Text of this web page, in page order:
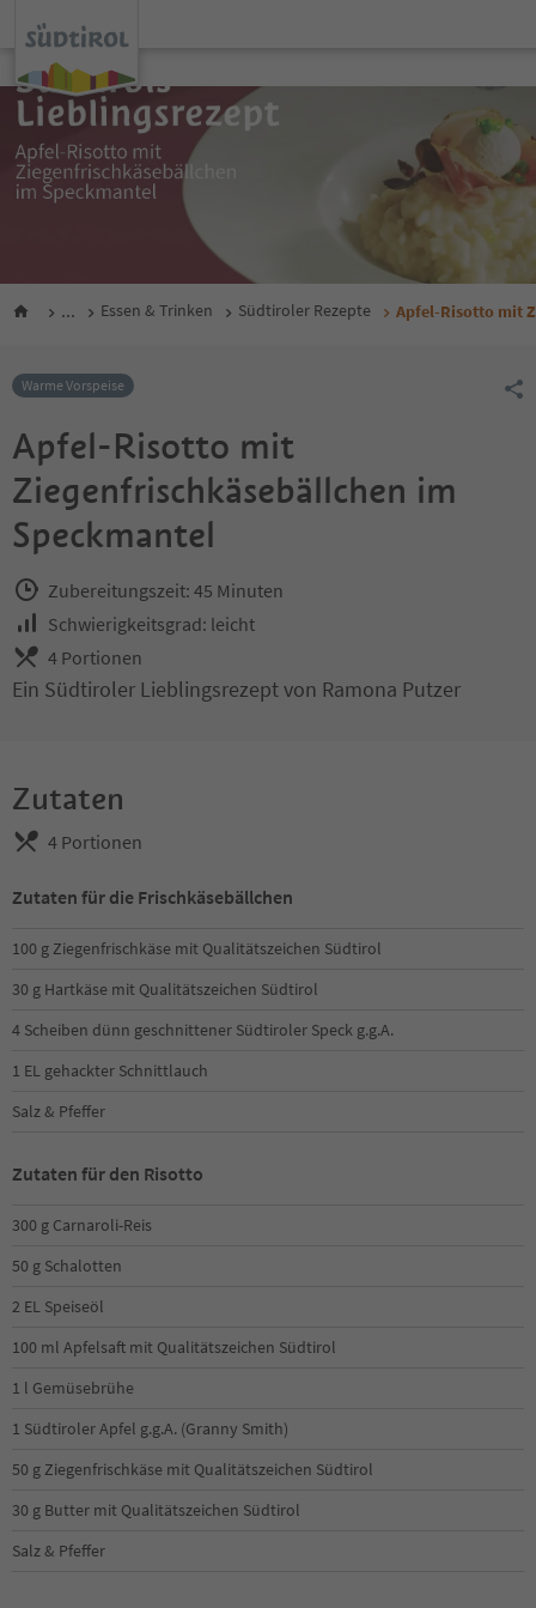
... Essen & Trinken Südtiroler Rezepte Apfel-Risotto mit
Warme Vorspeise
Apfel-Risotto mit
Ziegenfrischkäsebällchen im
Speckmantel
Zubereitungszeit: 45 Minuten
Schwierigkeitsgrad: leicht
4 Portionen
Ein Südtiroler Lieblingsrezept von Ramona Putzer
Zutaten
4 Portionen
Zutaten für die Frischkäsebällchen
100 g Ziegenfrischkäse mit Qualitätszeichen Südtirol
30 g Hartkäse mit Qualitätszeichen Südtirol
4 Scheiben dünn geschnittener Südtiroler Speck g.g.A.
1 EL gehackter Schnittlauch
Salz & Pfeffer
Zutaten für den Risotto
300 g Carnaroli-Reis
50 g Schalotten
2 EL Speiseöl
100 ml Apfelsaft mit Qualitätszeichen Südtirol
1 l Gemüsebrühe
1 Südtiroler Apfel g.g.A. (Granny Smith)
50 g Ziegenfrischkäse mit Qualitätszeichen Südtirol
30 g Butter mit Qualitätszeichen Südtirol
Salz & Pfeffer